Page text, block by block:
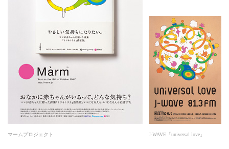
マームプロジェクト J-WAVE「universal love」